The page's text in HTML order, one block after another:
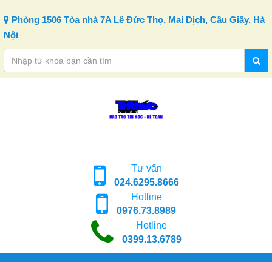
Phòng 1506 Tòa nhà 7A Lê Đức Thọ, Mai Dịch, Cầu Giấy, Hà
Nội
Tư vấn
024.6295.8666
Hotline
0976.73.8989
Hotline
0399.13.6789